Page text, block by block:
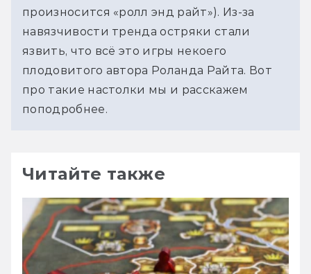
произносится «ролл энд райт»). Из-за
навязчивости тренда остряки стали
язвить, что всё это игры некоего
плодовитого автора Роланда Райта. Вот
про такие настолки мы и расскажем
поподробнее.
Читайте также